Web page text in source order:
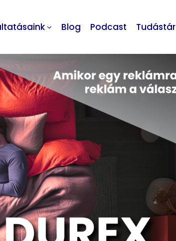
Blog Podcast Tudástár